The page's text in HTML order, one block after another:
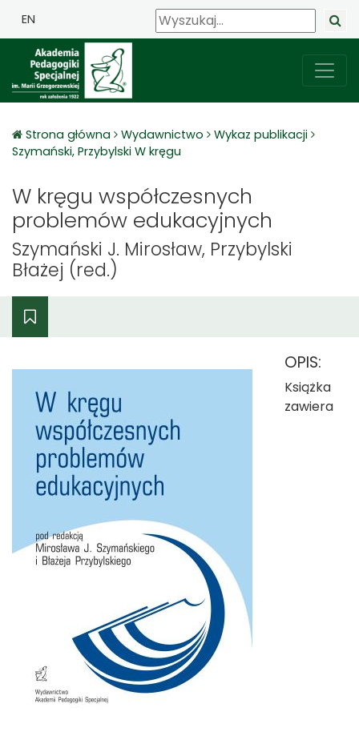
EN
Strona główna Wydawnictwo
Wykaz publikacji
Szymański, Przybylski W kręgu
W kręgu współczesnych
problemów edukacyjnych
Szymański J. Mirosław, Przybylski
Błażej (red.)
OPIS:
Książka
zawiera